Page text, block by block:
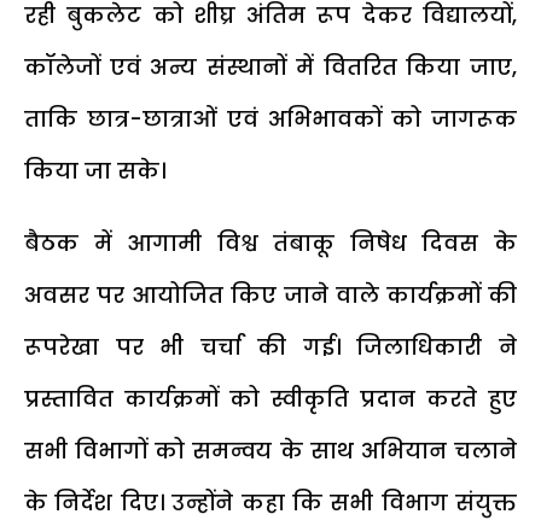
रही बुकलेट को शीघ्र अंतिम रूप देकर विद्यालयों,
कॉलेजों एवं अन्य संस्थानों में वितरित किया जाए,
ताकि छात्र-छात्राओं एवं अभिभावकों को जागरूक
किया जा सके।
बैठक में आगामी विश्व तंबाकू निषेध दिवस के
अवसर पर आयोजित किए जाने वाले कार्यक्रमों की
रूपरेखा पर भी चर्चा की गई। जिलाधिकारी ने
प्रस्तावित कार्यक्रमों को स्वीकृति प्रदान करते हुए
सभी विभागों को समन्वय के साथ अभियान चलाने
के निर्देश दिए। उन्होंने कहा कि सभी विभाग संयुक्त